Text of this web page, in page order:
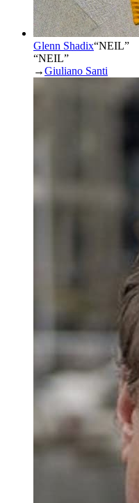
Glenn Shadix“NEIL”
“NEIL”
→Giuliano Santi